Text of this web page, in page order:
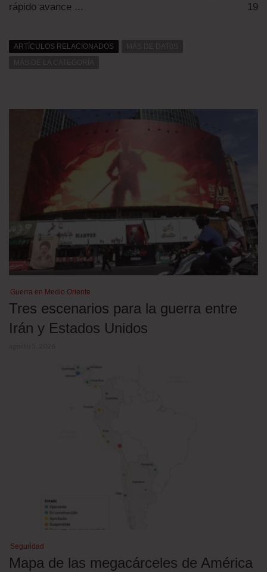
rápido avance ...
19
ARTÍCULOS RELACIONADOS
Guerra en Medio Oriente
Tres escenarios para la guerra entre
Irán y Estados Unidos
Seguridad
Mapa de las megacárceles de América